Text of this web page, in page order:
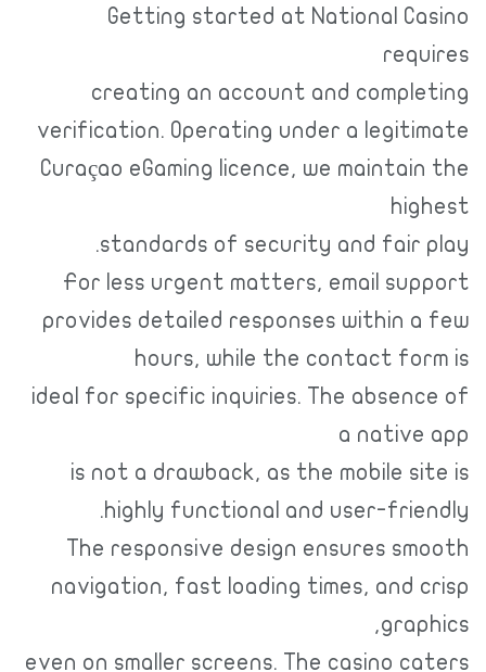
Getting started at National Casino
requires
creating an account and completing
verification. Operating under a legitimate
Curaçao eGaming licence, we maintain the
highest
standards of security and fair play.
For less urgent matters, email support
provides detailed responses within a few
hours, while the contact form is
ideal for specific inquiries. The absence of
a native app
is not a drawback, as the mobile site is
highly functional and user-friendly.
The responsive design ensures smooth
navigation, fast loading times, and crisp
graphics,
even on smaller screens. The casino caters